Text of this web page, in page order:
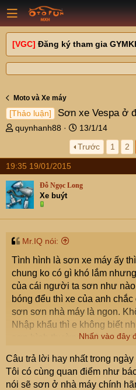
[VGC] Đăng ký tham gia
Moto và Xe máy
[Thảo luận] Sơn xe Vespa ở
T
e
a
d
s
t
t
quynhanh88
N
g
à
y
ử
13/1/14
Trước
1 2
19:35 19/01/2015
Đỗ Ngọc Long
Xe buýt
Mr.IQ nói:
Tình hình là sơn xe máy ấy
chung ko có gì khó lắm
của cái người ta sơn như
bóng đểu thì xe của anh
sơn sơn nhà máy là ngon.
Nhập khẩu thì e không biết
sơn bình thường. Có hai
này vẫn hơi cao cao nhưng
gốc cái sơn của mình
.
Nhấn vào đây
Câu trả lời hay nhất trong ngày
Tôi có cùng quan điểm như
nói sẽ sơn ở nhà máy chính